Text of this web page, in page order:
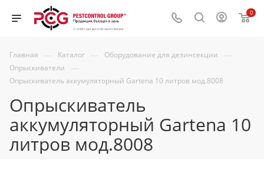
0
Главная — Каталог — Оборудование для дезинсекции —
Опрыскиватели —
Опрыскиватель аккумуляторный Gartena 10 литров мод.8008
Опрыскиватель
аккумуляторный Gartena 10
литров мод.8008